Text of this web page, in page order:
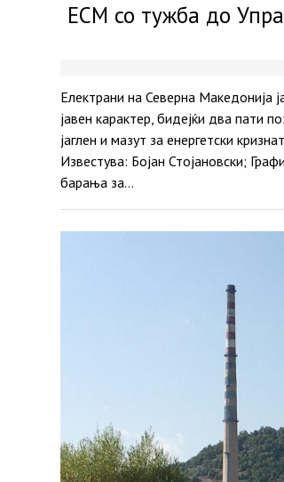
ЕСМ со тужба до
Електрани на Северна Македонија
јавен карактер, бидејќи два пати
јаглен и мазут за енергетски
Известува: Бојан Стојановски;
барања за…